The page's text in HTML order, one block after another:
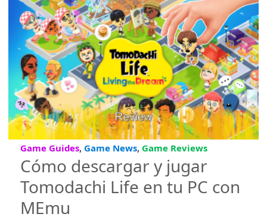
Game Guides, Game News, Game Reviews
Cómo descargar y jugar
Tomodachi Life en tu PC con
MEmu